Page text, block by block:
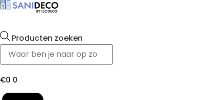
Producten zoeken
€0 0